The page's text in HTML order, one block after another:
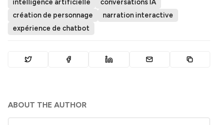
intelligence artificielle
conversations IA
création de personnage
narration interactive
expérience de chatbot
ABOUT THE AUTHOR